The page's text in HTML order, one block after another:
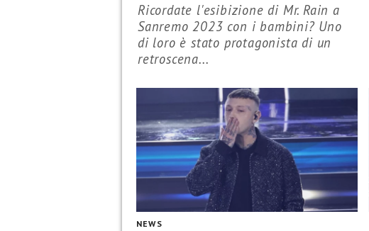
Ricordate l'esibizione di Mr. Rain a
Sanremo 2023 con i bambini? Uno
di loro è stato protagonista di un
retroscena...
NEWS